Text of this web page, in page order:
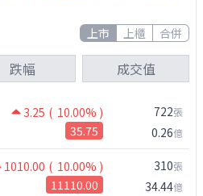
上市 上櫃 合併
跌幅 成交值
3.25 ( 10.00% )
35.75
722張
0.26億
1010.00 ( 10.00% )
11110.00
310張
34.44億